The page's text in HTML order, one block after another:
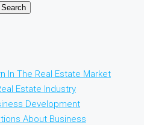
Search
In The Real Estate Market
Estate Industry
Development
About Business